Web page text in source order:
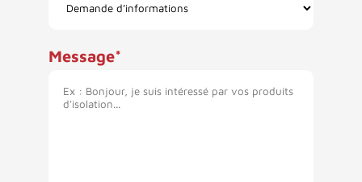
Message